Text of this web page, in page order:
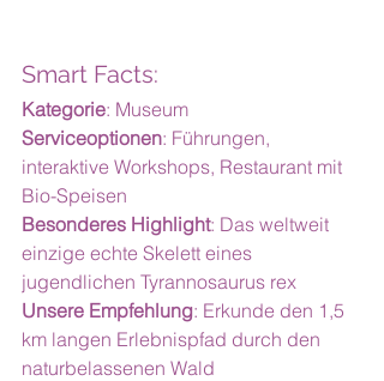
Smart Facts:
Kategorie: Museum
Serviceoptionen: Führungen,
interaktive Workshops, Restaurant mit
Bio-Speisen
Besonderes Highlight: Das weltweit
einzige echte Skelett eines
jugendlichen Tyrannosaurus rex
Unsere Empfehlung: Erkunde den 1,5
km langen Erlebnispfad durch den
naturbelassenen Wald